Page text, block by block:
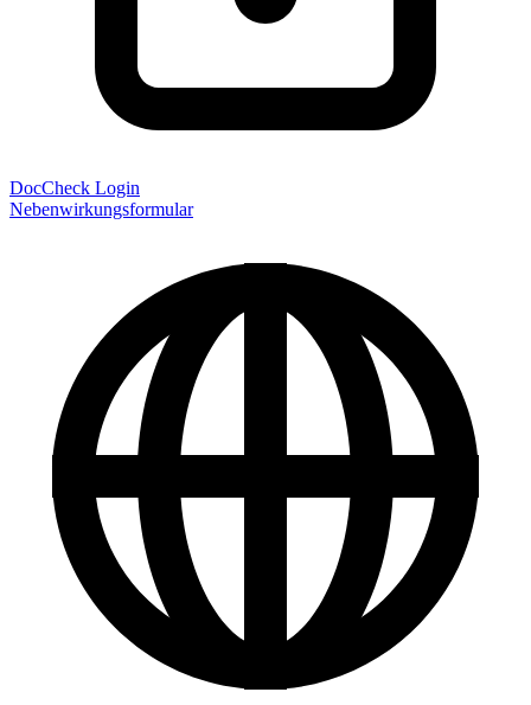
DocCheck Login
Nebenwirkungsformular